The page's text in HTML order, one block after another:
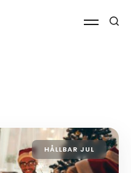
HÅLLBAR JUL